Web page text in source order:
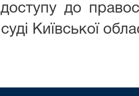
до
Київської